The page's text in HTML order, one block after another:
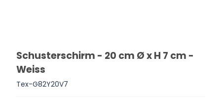
Schusterschirm - 20 cm Ø x H 7 cm -
Weiss
Tex-G82Y20V7